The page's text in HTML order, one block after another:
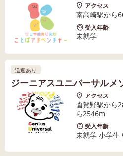
アクセス
南高崎駅から
受入年齢
未就学
送迎あり
ジーニアスユニバーサルメ
アクセス
倉賀野駅から
ら2546m
受入年齢
未就学 小学生